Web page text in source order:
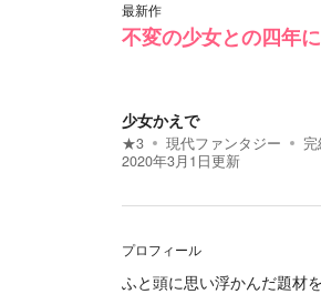
最新作
不変の少女との四年
少女かえで
★3 現代ファンタジー
2020年3月1日更新
プロフィール
ふと頭に思い浮かんだ題材